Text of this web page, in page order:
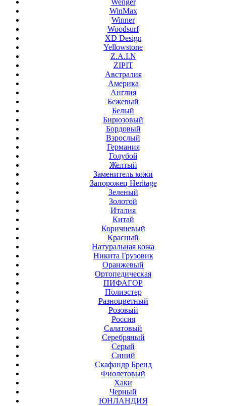
Wenger
WinMax
Winner
Woodsurf
XD Design
Yellowstone
Z.A.I.N
ZIPIT
Австралия
Америка
Англия
Бежевый
Белый
Бирюзовый
Бордовый
Взрослый
Германия
Голубой
Желтый
Заменитель кожи
Запорожец Heritage
Зеленый
Золотой
Италия
Китай
Коричневый
Красный
Натуральная кожа
Никита Грузовик
Оранжевый
Ортопедическая
ПИФАГОР
Полиэстер
Разноцветный
Розовый
Россия
Салатовый
Серебряный
Серый
Синий
Скафандр Бренд
Фиолетовый
Хаки
Черный
ЮНЛАНДИЯ